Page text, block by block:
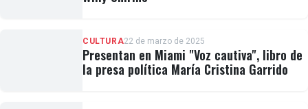
CULTURA22 de marzo de 2025
Presentan en Miami "Voz cautiva", libro de
la presa política María Cristina Garrido